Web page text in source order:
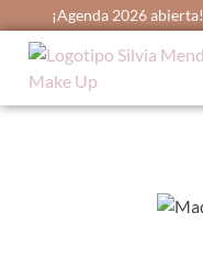
¡Agenda 2026 abierta!